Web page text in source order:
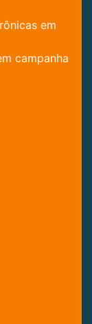
em
campanha